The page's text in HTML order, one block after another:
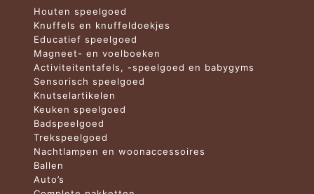
Houten speelgoed
Knuffels en knuffeldoekjes
Educatief speelgoed
Magneet- en voelboeken
Activiteitentafels, -speelgoed en babygyms
Sensorisch speelgoed
Knutselartikelen
Keuken speelgoed
Badspeelgoed
Trekspeelgoed
Nachtlampen en woonaccessoires
Ballen
Auto’s